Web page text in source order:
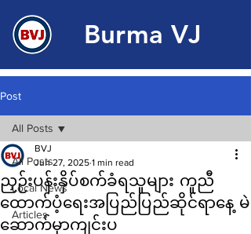
Burma VJ
Post
All Posts
Local News
Articles
All Posts
ညှဉ်းပန်းနှိပ်စက်ခံရသူများ ကူညီ
ထောက်ပံ့ရေးအပြည်ပြည်ဆိုင်ရာနေ့ မဲ
ဆောက်မှာကျင်းပ
BVJ
Jun 27, 2025 1 min read